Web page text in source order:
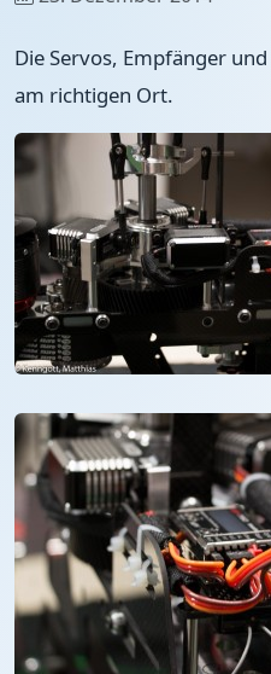
Die Servos, Empfänger
am richtigen Ort.